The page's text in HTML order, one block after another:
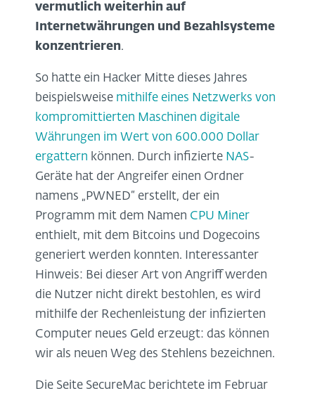
vermutlich weiterhin auf
Internetwährungen und Bezahlsysteme
konzentrieren.
So hatte ein Hacker Mitte dieses Jahres
beispielsweise mithilfe eines Netzwerks von
kompromittierten Maschinen digitale
Währungen im Wert von 600.000 Dollar
ergattern können. Durch infizierte NAS-
Geräte hat der Angreifer einen Ordner
namens „PWNED“ erstellt, der ein
Programm mit dem Namen CPU Miner
enthielt, mit dem Bitcoins und Dogecoins
generiert werden konnten. Interessanter
Hinweis: Bei dieser Art von Angriff werden
die Nutzer nicht direkt bestohlen, es wird
mithilfe der Rechenleistung der infizierten
Computer neues Geld erzeugt: das können
wir als neuen Weg des Stehlens bezeichnen.
Die Seite SecureMac berichtete im Februar